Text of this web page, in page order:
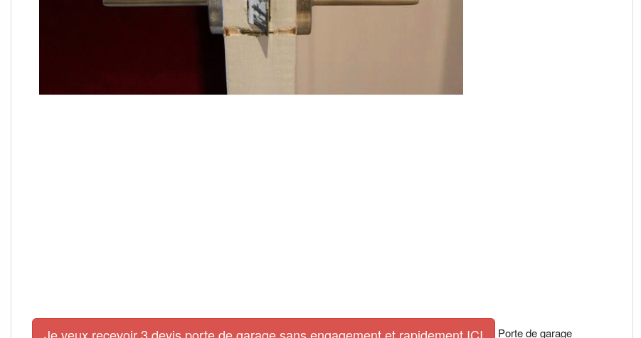
Je veux recevoir 3 devis porte de garage sans engagement et rapidement ICI Porte de garage